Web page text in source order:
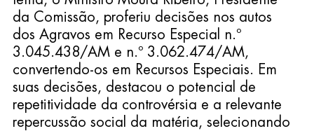
da Comissão, proferiu decisões nos autos
dos Agravos em Recurso Especial n.º
3.045.438/AM e n.º 3.062.474/AM,
convertendo-os em Recursos Especiais. Em
suas decisões, destacou o potencial de
repetitividade da controvérsia e a relevante
repercussão social da matéria, selecionando